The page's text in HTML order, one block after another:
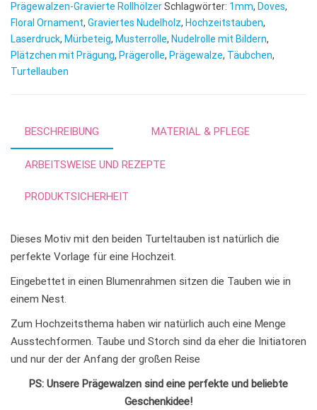
Prägewalzen-Gravierte RollhölzerSchlagwörter: 1mm, Doves,
Floral Ornament, Graviertes Nudelholz, Hochzeitstauben,
Laserdruck, Mürbeteig, Musterrolle, Nudelrolle mit Bildern,
Plätzchen mit Prägung, Prägerolle, Prägewalze, Täubchen,
Turtellauben
BESCHREIBUNG MATERIAL & PFLEGE
ARBEITSWEISE UND REZEPTE
PRODUKTSICHERHEIT
Dieses Motiv mit den beiden Turteltauben ist natürlich die
perfekte Vorlage für eine Hochzeit.
Eingebettet in einen Blumenrahmen sitzen die Tauben wie in
einem Nest.
Zum Hochzeitsthema haben wir natürlich auch eine Menge
Ausstechformen. Taube und Storch sind da eher die Initiatoren
und nur der der Anfang der großen Reise
PS: Unsere Prägewalzen sind eine perfekte und beliebte
Geschenkidee!